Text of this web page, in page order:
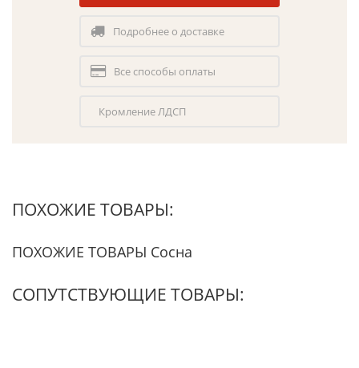
Подробнее о доставке
Все способы оплаты
Кромление ЛДСП
ПОХОЖИЕ ТОВАРЫ:
ПОХОЖИЕ ТОВАРЫ Сосна
СОПУТСТВУЮЩИЕ ТОВАРЫ: